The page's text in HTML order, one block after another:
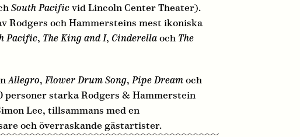
South Pacificvid Lincoln Center Theater).
Rodgers och Hammersteins mest ikoniska
Pacific, The King and I, Cinderellaoch The
Allegro, Flower Drum Song, Pipe Dreamoch
personer starka Rodgers & Hammerstein
Lee, tillsammans med en
och överraskande gästartister.